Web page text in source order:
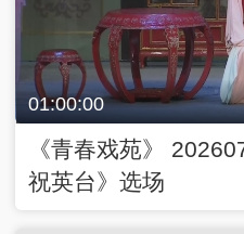
01:00:00
《青春戏苑》
祝英台》选场